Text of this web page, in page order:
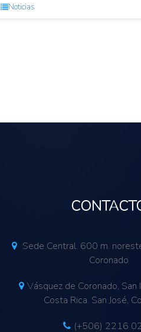
Noticias
Sede Central. 600 m.
Coronado
Vásquez de Coronado,
Costa Rica. San José,
(+506) 2216